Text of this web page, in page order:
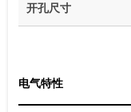
开孔尺寸
电气特性